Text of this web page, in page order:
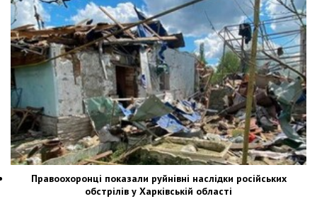
Правоохоронці показали руйнівні наслідки російських
обстрілів у Харківській області